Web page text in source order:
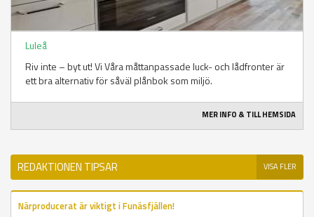
Luleå
Riv inte – byt ut! Vi Våra måttanpassade luck- och lådfronter är
ett bra alternativ för såväl plånbok som miljö.
MER INFO & TILL HEMSIDA
REDAKTIONEN TIPSAR VISA FLER
Närproducerat är viktigt i Funäsfjällen!